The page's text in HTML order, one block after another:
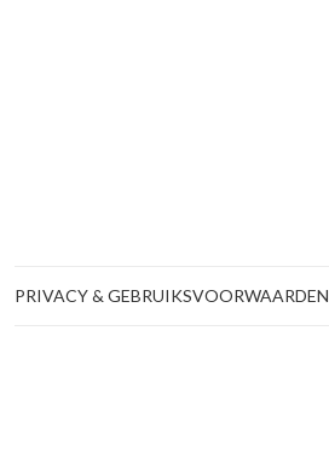
PRIVACY & GEBRUIKSVOORWAARDEN